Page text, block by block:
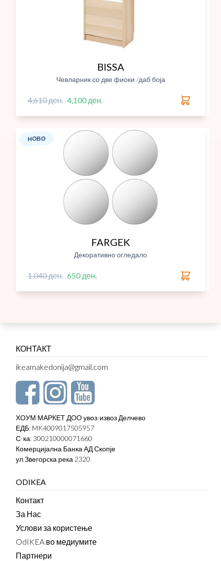
BISSA
Чевларник со две фиоки /даб боја
4,610 ден. 4,100 ден.
НОВО
FARGEK
Декоративно огледало
1,040 ден. 650 ден.
КОНТАКТ
ikeamakedonija@gmail.com
ХОУМ МАРКЕТ ДОО увоз-извоз Делчево
ЕДБ: MK4009017505957
С-ка: 300210000071660
Комерцијална Банка АД Скопје
ул.Звегорска река 2320
ODIKEA
Контакт
За Нас
Услови за користење
OdIKEA во медиумите
Партнери